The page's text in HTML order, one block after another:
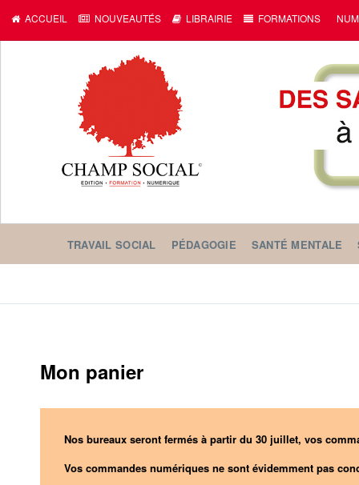
ACCUEIL NOUVEAUTÉS LIBRAIRIE FORMATIONS
TRAVAIL SOCIAL PÉDAGOGIE SANTÉ MENTALE
Mon panier
Nos bureaux seront fermés à partir du 30 juillet, vos
Vos commandes numériques ne sont évidemment pas